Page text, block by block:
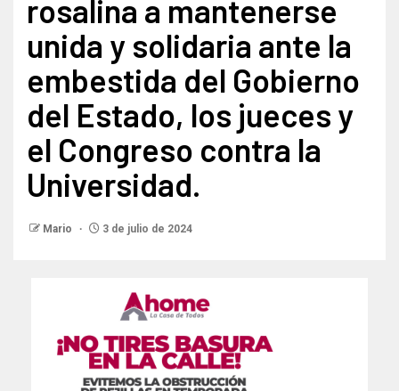
rosalina a mantenerse
unida y solidaria ante la
embestida del Gobierno
del Estado, los jueces y
el Congreso contra la
Universidad.
Mario 3 de julio de 2024